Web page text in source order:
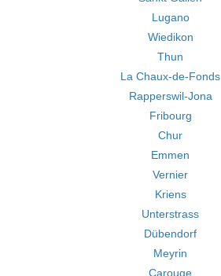
Lugano
Wiedikon
Thun
La Chaux-de-Fonds
Rapperswil-Jona
Fribourg
Chur
Emmen
Vernier
Kriens
Unterstrass
Dübendorf
Meyrin
Carouge